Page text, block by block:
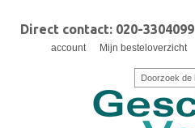
Direct contact: 020-3304099
account
Mijn besteloverzicht